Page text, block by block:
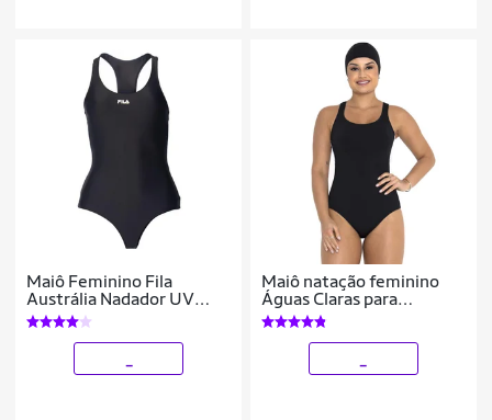
Maiô Feminino Fila
Austrália Nadador UV
Preto/Branco
Maiô natação feminino
Águas Claras para
hidroginástica lateral
listrada mais touca
esportiva